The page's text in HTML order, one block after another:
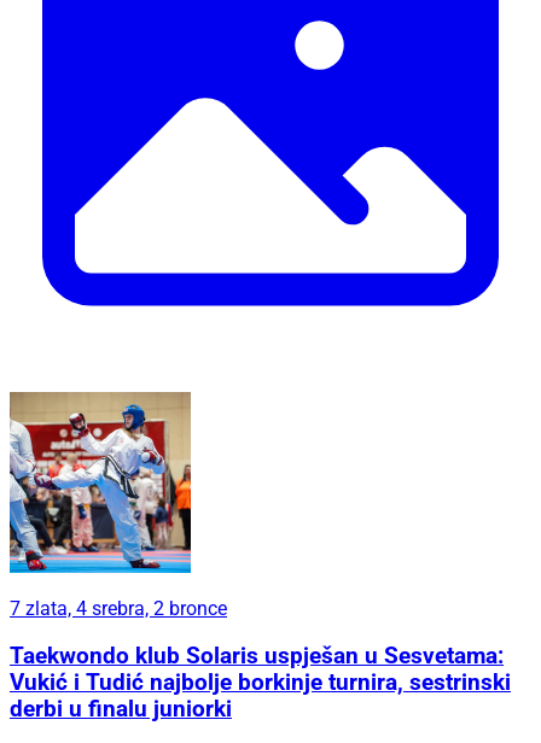
7 zlata, 4 srebra, 2 bronce
Taekwondo klub Solaris uspješan u Sesvetama:
Vukić i Tudić najbolje borkinje turnira, sestrinski
derbi u finalu juniorki